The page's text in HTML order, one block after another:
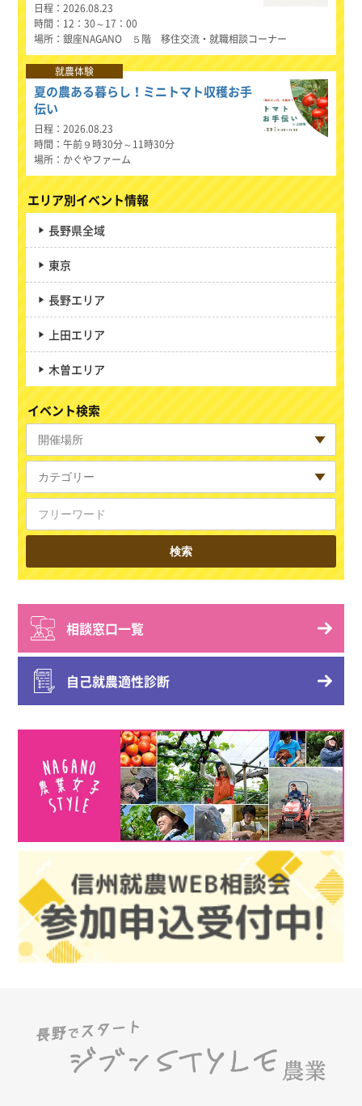
日程
2026.08.23
時間
12：30～17：00
場所
銀座NAGANO ５階 移住交流・就職相談コーナー
就農体験
夏の農ある暮らし！ミニトマト収穫お手
伝い
日程
2026.08.23
時間
午前９時30分～11時30分
場所
かぐやファーム
エリア別イベント情報
長野県全域
東京
長野エリア
上田エリア
木曽エリア
イベント検索
相談窓口一覧
自己就農適性診断